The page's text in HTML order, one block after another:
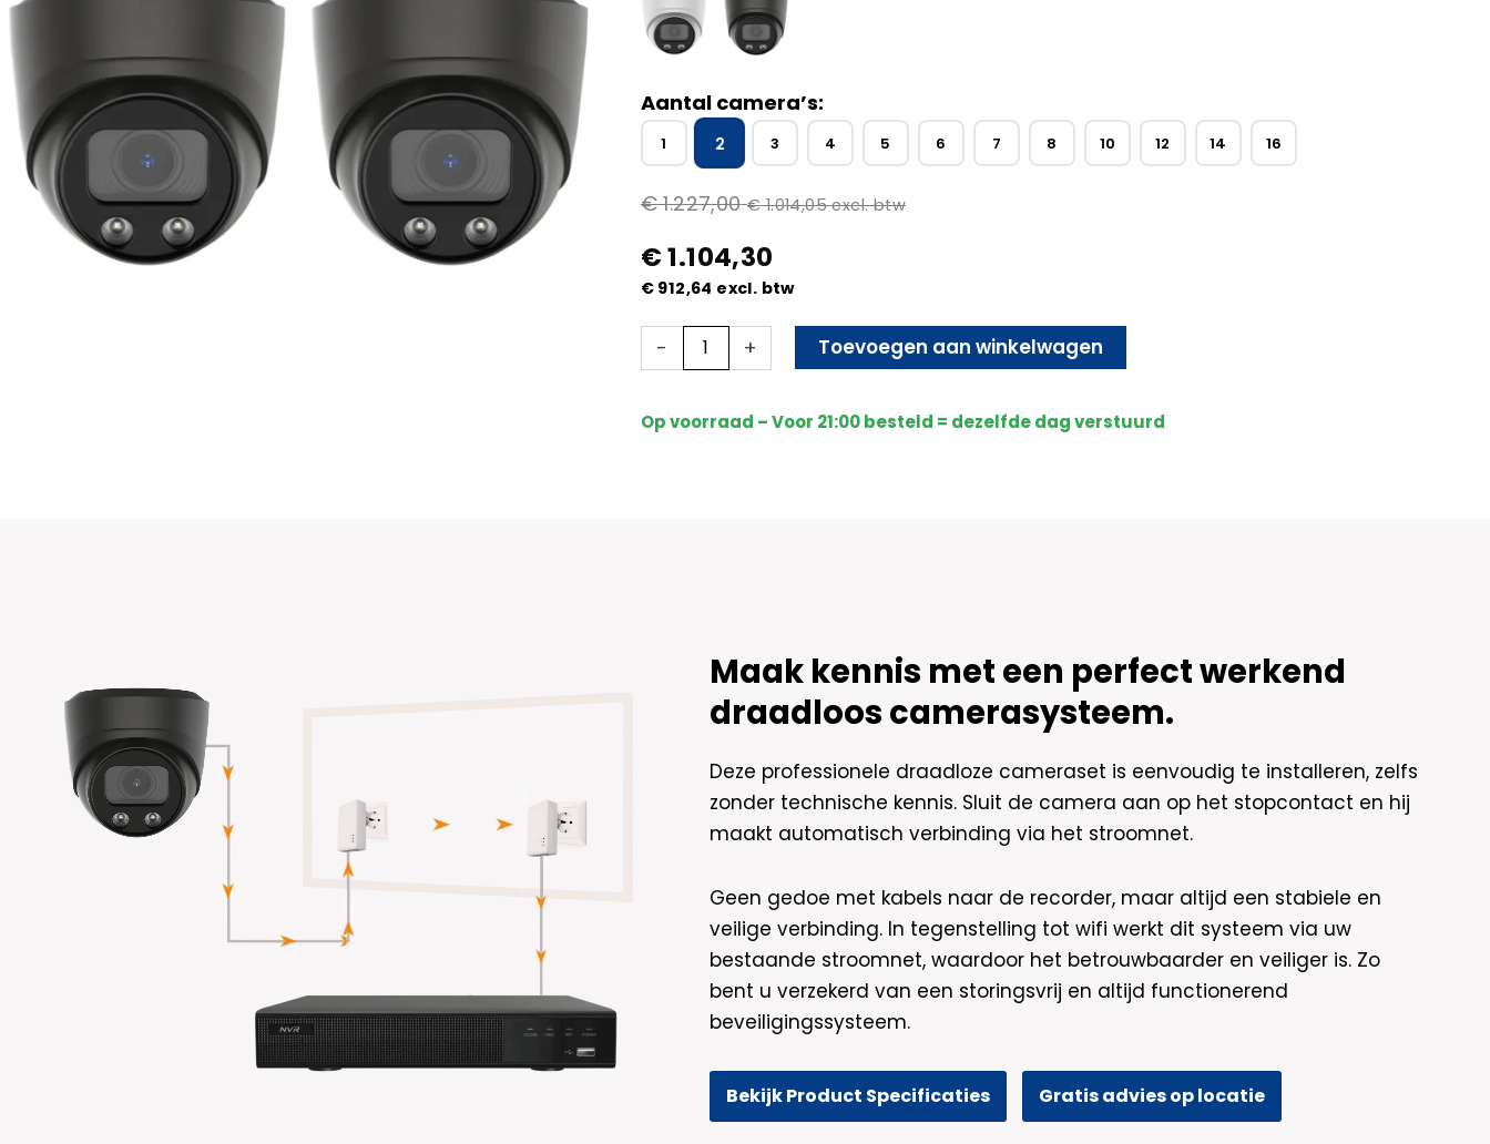
Aantal camera’s:
1 2 3 4 5 6 7 8 10 12 14 16
€1.227,00 €1.014,05excl. btw
€1.104,30
€912,64 excl. btw
-
Beveiligingscamera
Draadloos
+ Toevoegen aan winkelwagen
Op voorraad – Voor 21:00 besteld = dezelfde dag verstuurd
Maak kennis met een perfect werkend
draadloos camerasysteem.
Deze professionele draadloze cameraset is eenvoudig te installeren, zelfs
zonder technische kennis. Sluit de camera aan op het stopcontact en hij
maakt automatisch verbinding via het stroomnet.
Geen gedoe met kabels naar de recorder, maar altijd een stabiele en
veilige verbinding. In tegenstelling tot wifi werkt dit systeem via uw
bestaande stroomnet, waardoor het betrouwbaarder en veiliger is. Zo
bent u verzekerd van een storingsvrij en altijd functionerend
beveiligingssysteem.
Bekijk Product Specificaties Gratis advies op locatie